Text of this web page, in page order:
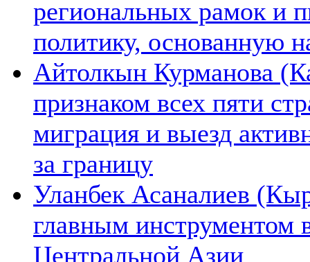
региональных рамок и
политику, основанную
Айтолкын Курманова
признаком всех пяти
миграция и выезд
за границу
Уланбек Асаналиев
главным инструментом
Центральной Азии